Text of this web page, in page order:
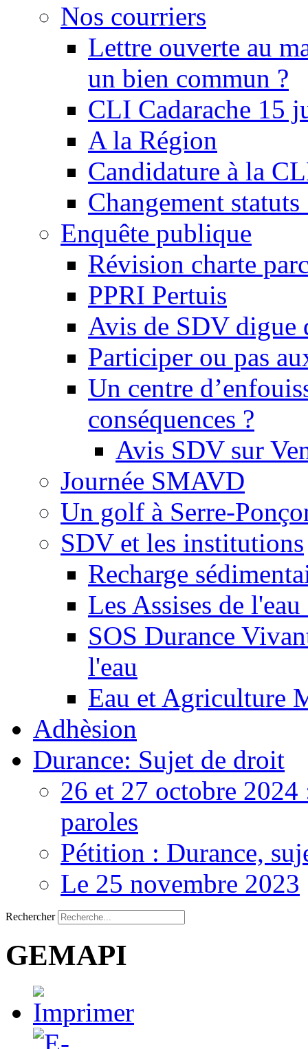
Nos courriers
Lettre ouverte au
un bien commun ?
CLI Cadarache 15
A la Région
Candidature à la
Changement
Enquête publique
Révision charte
PPRI Pertuis
Avis de SDV digue
Participer ou pas
Un centre
conséquences ?
Avis SDV sur
Journée SMAVD
Un golf à Serre-
SDV et les institutions
Recharge
Les Assises de
SOS Durance
l'eau
Eau et Agriculture
Adhèsion
Durance: Sujet de droit
26 et 27 octobre 2024
paroles
Pétition : Durance,
Le 25 novembre 2023
Rechercher
GEMAPI